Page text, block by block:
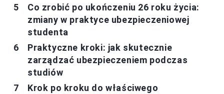
Co zrobić po ukończeniu 26 roku życia:
zmiany w praktyce ubezpieczeniowej
studenta
Praktyczne kroki: jak skutecznie
zarządzać ubezpieczeniem podczas
studiów
Krok po kroku do właściwego